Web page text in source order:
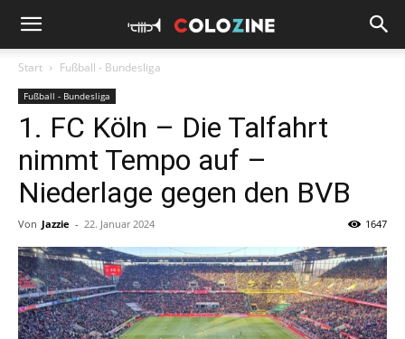
Start Fußball - Bundesliga
Fußball - Bundesliga
1. FC Köln – Die Talfahrt
nimmt Tempo auf –
Niederlage gegen den BVB
Von Jazzie - 22. Januar 2024 1647